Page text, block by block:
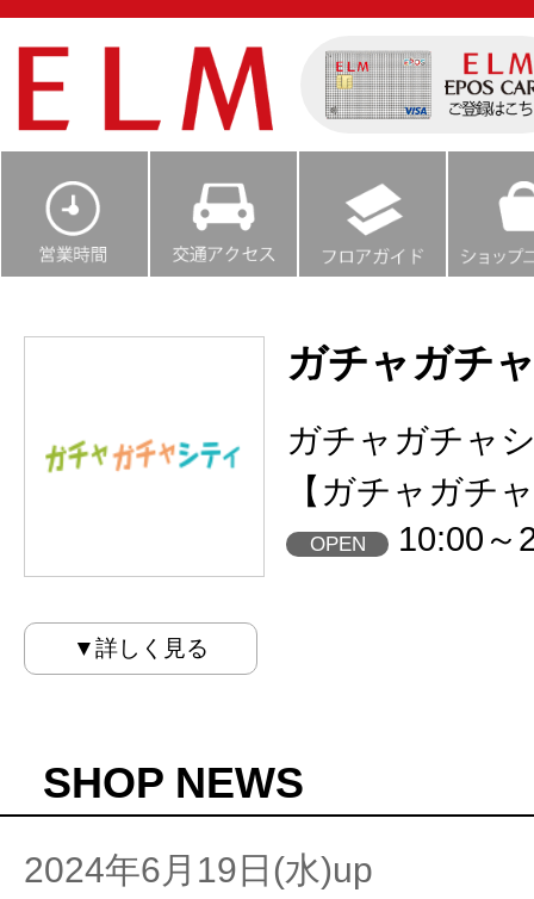
ガチャガチ
ガチャガチャ
【ガチャガチ
OPEN 10:00～
▼詳しく見る
SHOP NEWS
2024年6月19日(水)up